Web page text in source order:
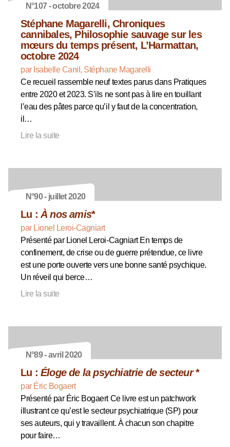
N°107 - octobre 2024
Stéphane Magarelli, Chroniques
cannibales, Philosophie sauvage sur les
mœurs du temps présent, L’Harmattan,
octobre 2024
par Isabelle Canil, Stéphane Magarelli
Ce recueil rassemble neuf textes parus dans Pratiques
entre 2020 et 2023. S’ils ne sont pas à lire en touillant
l’eau des pâtes parce qu’il y faut de la concentration,
il…
Lire la suite
N°90 - juillet 2020
Lu : À nos amis*
par Lionel Leroi-Cagniart
Présenté par Lionel Leroi-Cagniart En temps de
confinement, de crise ou de guerre prétendue, ce livre
est une porte ouverte vers une bonne santé psychique.
Un réveil qui berce…
Lire la suite
N°89 - avril 2020
Lu : Éloge de la psychiatrie de secteur*
par Éric Bogaert
Présenté par Éric Bogaert Ce livre est un patchwork
illustrant ce qu’est le secteur psychiatrique (SP) pour
ses auteurs, qui y travaillent. À chacun son chapitre
pour faire…